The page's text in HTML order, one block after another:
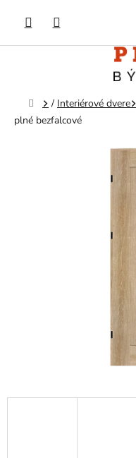
obsah
Domov
/ Interiérové dvere
plné bezfalcové